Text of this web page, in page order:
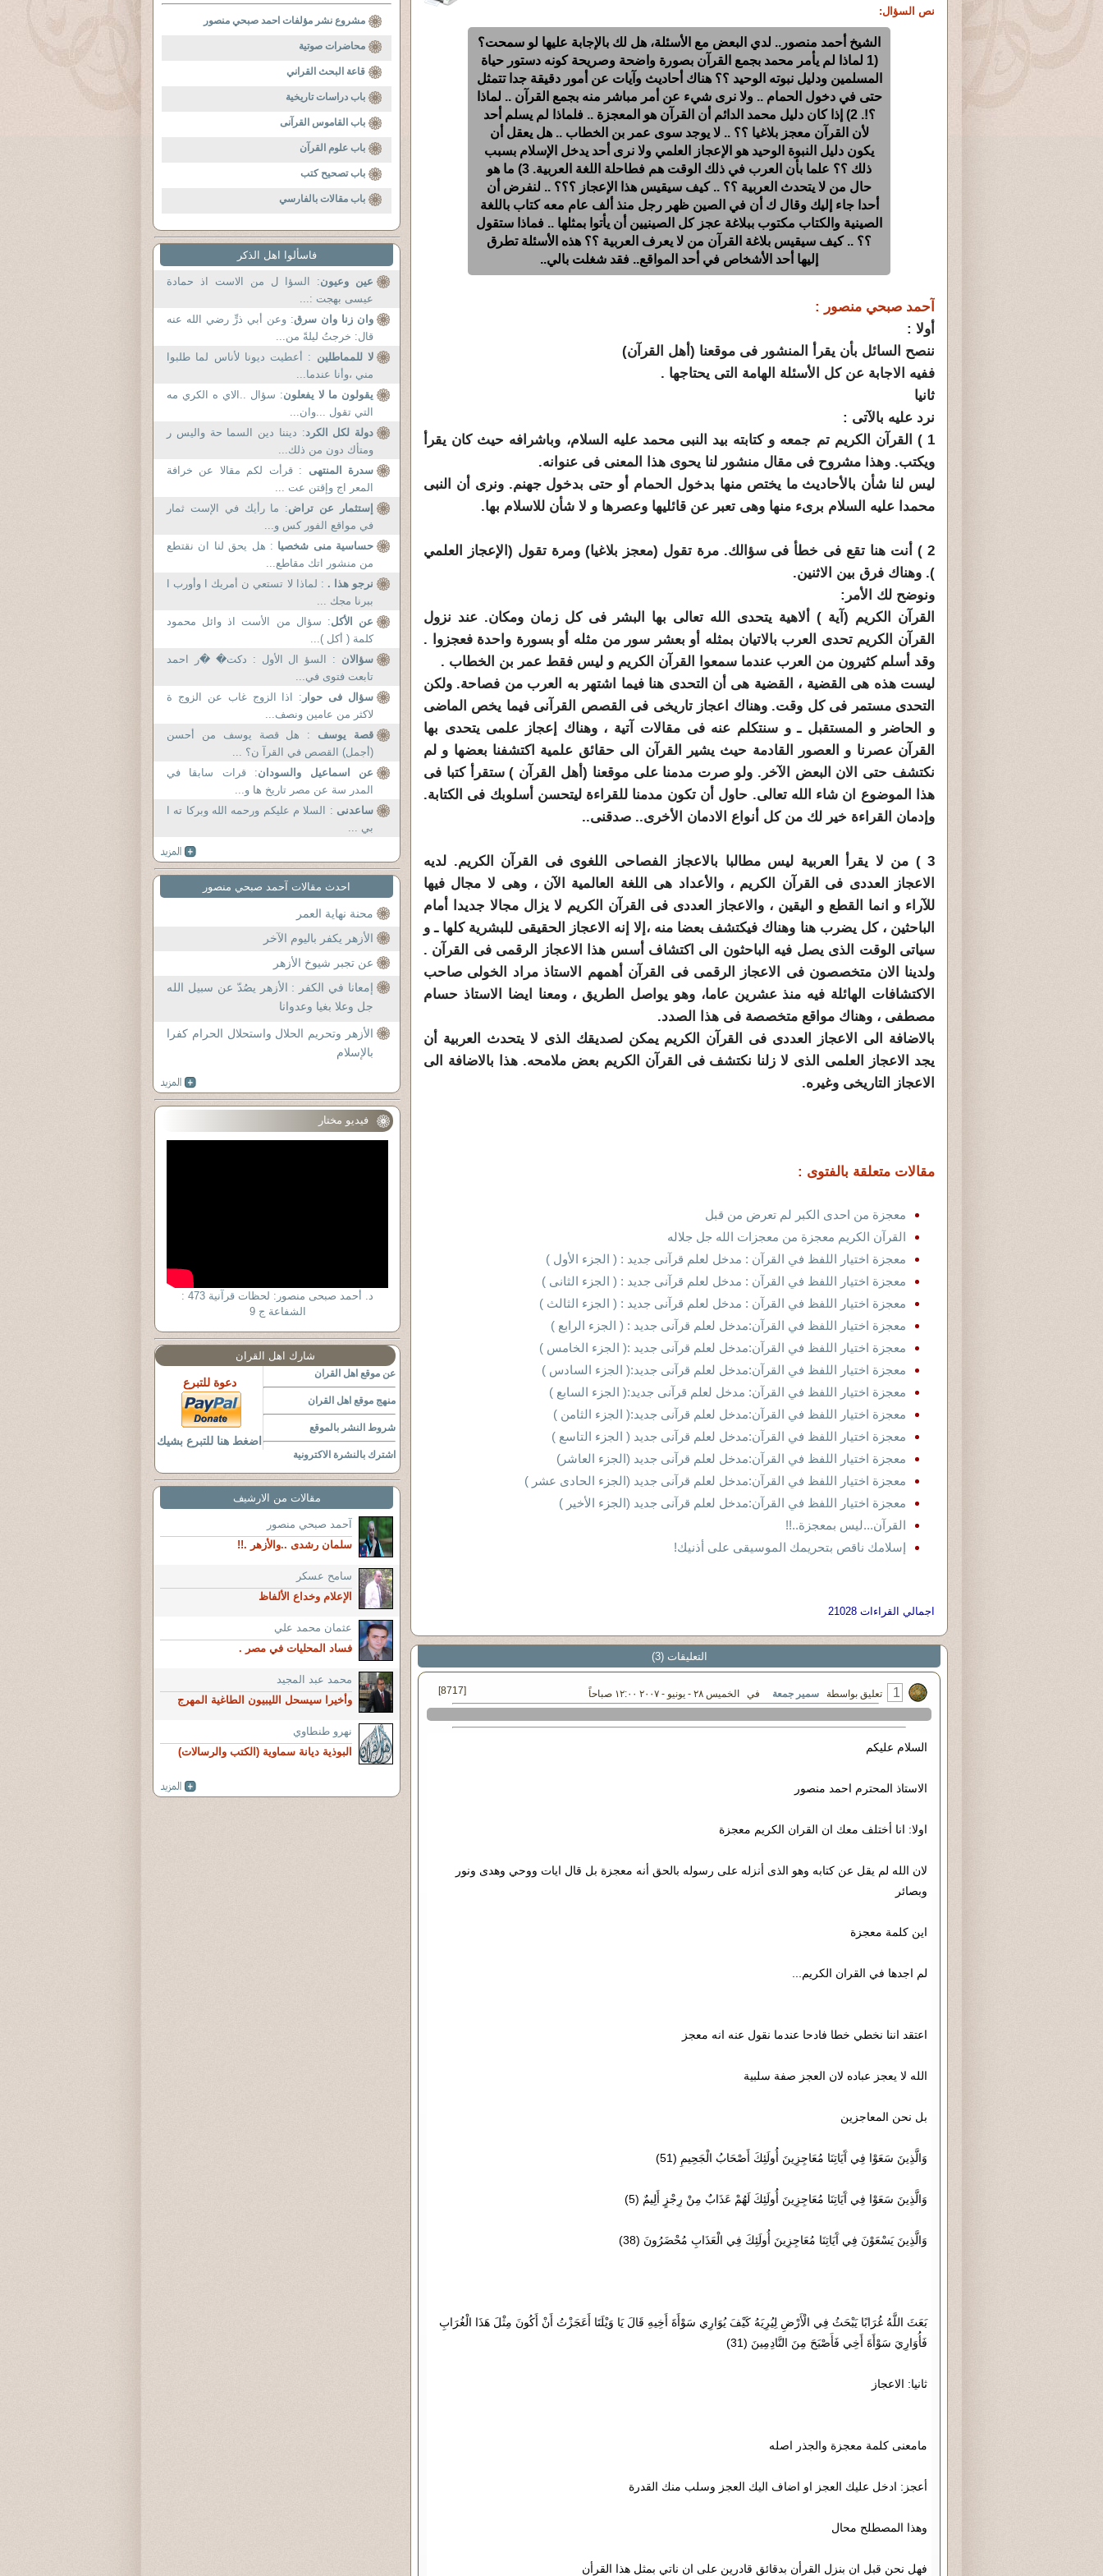
نص السؤال:
الشيخ أحمد منصور.. لدي البعض مع الأسئلة، هل لك بالإجابة عليها لو سمحت؟
(1 لماذا لم يأمر محمد بجمع القرآن بصورة واضحة وصريحة كونه دستور حياة
المسلمين ودليل نبوته الوحيد ؟؟ هناك أحاديث وآيات عن أمور دقيقة جدا تتمثل
حتى في دخول الحمام .. ولا نرى شيء عن أمر مباشر منه بجمع القرآن .. لماذا
؟!. 2) إذا كان دليل محمد الدائم أن القرآن هو المعجزة .. فلماذا لم يسلم أحد
لأن القرآن معجز بلاغيا ؟؟ .. لا يوجد سوى عمر بن الخطاب .. هل يعقل أن
يكون دليل النبوة الوحيد هو الإعجاز العلمي ولا نرى أحد يدخل الإسلام بسبب
ذلك ؟؟ علما بأن العرب في ذلك الوقت هم فطاحلة اللغة العربية. 3) ما هو
حال من لا يتحدث العربية ؟؟ .. كيف سيقيس هذا الإعجاز ؟؟؟ .. لنفرض أن
أحدا جاء إليك وقال ك أن في الصين ظهر رجل منذ ألف عام معه كتاب باللغة
الصينية والكتاب مكتوب ببلاغة عجز كل الصينيين أن يأتوا بمثلها .. فماذا ستقول
؟؟ .. كيف سيقيس بلاغة القرآن من لا يعرف العربية ؟؟ هذه الأسئلة تطرق
إليها أحد الأشخاص في أحد المواقع.. فقد شغلت بالي..
آحمد صبحي منصور :
أولا :
ننصح السائل بأن يقرأ المنشور فى موقعنا (أهل القرآن)
ففيه الاجابة عن كل الأسئلة الهامة التى يحتاجها .
ثانيا
نرد عليه بالآتى :
1 ) القرآن الكريم تم جمعه و كتابته بيد النبى محمد عليه السلام، وباشرافه حيث كان يقرأ
ويكتب. وهذا مشروح فى مقال منشور لنا يحوى هذا المعنى فى عنوانه.
ليس لنا شأن بالأحاديث ما يختص منها بدخول الحمام أو حتى بدخول جهنم. ونرى أن النبى
محمدا عليه السلام برىء منها وهى تعبر عن قائليها وعصرها و لا شأن للاسلام بها.
2 ) أنت هنا تقع فى خطأ فى سؤالك. مرة تقول (معجز بلاغيا) ومرة تقول (الإعجاز العلمي
). وهناك فرق بين الاثنين.
ونوضح لك الأمر:
القرآن الكريم (آية ) ألاهية يتحدى الله تعالى بها البشر فى كل زمان ومكان. عند نزول
القرآن الكريم تحدى العرب بالاتيان بمثله أو بعشر سور من مثله أو بسورة واحدة فعجزوا .
وقد أسلم كثيرون من العرب عندما سمعوا القرآن الكريم و ليس فقط عمر بن الخطاب .
ليست هذه هى القضية ، القضية هى أن التحدى هنا فيما اشتهر به العرب من فصاحة. ولكن
التحدى مستمر فى كل وقت. وهناك اعجاز تاريخى فى القصص القرآنى فيما يخص الماضى
و الحاضر و المستقبل ـ و سنتكلم عنه فى مقالات آتية ، وهناك إعجاز علمى يتحدى بها
القرآن عصرنا و العصور القادمة حيث يشير القرآن الى حقائق علمية اكتشفنا بعضها و لم
نكتشف حتى الان البعض الآخر. ولو صرت مدمنا على موقعنا (أهل القرآن ) ستقرأ كتبا فى
هذا الموضوع ان شاء الله تعالى. حاول أن تكون مدمنا للقراءة ليتحسن أسلوبك فى الكتابة.
وإدمان القراءة خير لك من كل أنواع الادمان الأخرى.. صدقنى..
3 ) من لا يقرأ العربية ليس مطالبا بالاعجاز الفصاحى اللغوى فى القرآن الكريم. لديه
الاعجاز العددى فى القرآن الكريم ، والأعداد هى اللغة العالمية الآن ، وهى لا مجال فيها
للآراء و انما القطع و اليقين ، والاعجاز العددى فى القرآن الكريم لا يزال مجالا جديدا أمام
الباحثين ، كل يضرب هنا وهناك فيكتشف بعضا منه ،إلا إنه الاعجاز الحقيقى للبشرية كلها ـ و
سياتى الوقت الذى يصل فيه الباحثون الى اكتشاف أسس هذا الاعجاز الرقمى فى القرآن .
ولدينا الان متخصصون فى الاعجاز الرقمى فى القرآن أهمهم الاستاذ مراد الخولى صاحب
الاكتشافات الهائلة فيه منذ عشرين عاما، وهو يواصل الطريق ، ومعنا ايضا الاستاذ حسام
مصطفى ، وهناك مواقع متخصصة فى هذا الصدد.
بالاضافة الى الاعجاز العددى فى القرآن الكريم يمكن لصديقك الذى لا يتحدث العربية أن
يجد الاعجاز العلمى الذى لا زلنا نكتشف فى القرآن الكريم بعض ملامحه. هذا بالاضافة الى
الاعجاز التاريخى وغيره.
مقالات متعلقة بالفتوى :
معجزة من احدى الكبر لم تعرض من قبل
القرآن الكريم معجزة من معجزات الله جل جلاله
معجزة اختيار اللفظ في القرآن : مدخل لعلم قرآنى جديد : ( الجزء الأول )
معجزة اختيار اللفظ في القرآن : مدخل لعلم قرآنى جديد : ( الجزء الثانى )
معجزة اختيار اللفظ في القرآن : مدخل لعلم قرآنى جديد : ( الجزء الثالث )
معجزة اختيار اللفظ في القرآن:مدخل لعلم قرآنى جديد : ( الجزء الرابع )
معجزة اختيار اللفظ في القرآن:مدخل لعلم قرآنى جديد :( الجزء الخامس )
معجزة اختيار اللفظ في القرآن:مدخل لعلم قرآنى جديد:( الجزء السادس )
معجزة اختيار اللفظ في القرآن: مدخل لعلم قرآنى جديد:( الجزء السابع )
معجزة اختيار اللفظ في القرآن:مدخل لعلم قرآنى جديد:( الجزء الثامن )
معجزة اختيار اللفظ في القرآن:مدخل لعلم قرآنى جديد ( الجزء التاسع )
معجزة اختيار اللفظ في القرآن:مدخل لعلم قرآنى جديد (الجزء العاشر)
معجزة اختيار اللفظ في القرآن:مدخل لعلم قرآنى جديد (الجزء الحادى عشر )
معجزة اختيار اللفظ في القرآن:مدخل لعلم قرآنى جديد (الجزء الأخير )
القرآن...ليس بمعجزة..!!
إسلامك ناقص بتحريمك الموسيقى على أذنيك!
اجمالي القراءات 21028
التعليقات (3)
1 تعليق بواسطة سمير جمعة في الخميس ٢٨ - يونيو - ٢٠٠٧ ١٢:٠٠ صباحاً [8717]
السلام عليكم
الاستاذ المحترم احمد منصور
اولا: انا أختلف معك ان القران الكريم معجزة
لان الله لم يقل عن كتابه وهو الذى أنزله على رسوله بالحق أنه معجزة بل قال ايات ووحي وهدى ونور
وبصائر
اين كلمة معجزة
لم اجدها في القران الكريم...
اعتقد اننا نخطي خطا فادحا عندما نقول عنه انه معجز
الله لا يعجز عباده لان العجز صفة سلبية
بل نحن المعاجزين
وَالَّذِينَ سَعَوْا فِي آَيَاتِنَا مُعَاجِزِينَ أُولَئِكَ أَصْحَابُ الْجَحِيمِ (51)
وَالَّذِينَ سَعَوْا فِي آَيَاتِنَا مُعَاجِزِينَ أُولَئِكَ لَهُمْ عَذَابٌ مِنْ رِجْزٍ أَلِيمٌ (5)
وَالَّذِينَ يَسْعَوْنَ فِي آَيَاتِنَا مُعَاجِزِينَ أُولَئِكَ فِي الْعَذَابِ مُحْضَرُونَ (38)
بَعَثَ اللَّهُ غُرَابًا يَبْحَثُ فِي الْأَرْضِ لِيُرِيَهُ كَيْفَ يُوَارِي سَوْأَةَ أَخِيهِ قَالَ يَا وَيْلَتَا أَعَجَزْتُ أَنْ أَكُونَ مِثْلَ هَذَا الْغُرَابِ
فَأُوَارِيَ سَوْأَةَ أَخِي فَأَصْبَحَ مِنَ النَّادِمِينَ (31)
ثانيا: الاعجاز
مامعنى كلمة معجزة والجذر اصله
أعجز: ادخل عليك العجز او اضاف اليك العجز وسلب منك القدرة
وهذا المصطلح محال
فهل نحن قبل ان بنزل القرأن بدقائق قادرين على ان ناتي بمثل هذا القرأن
مشروع نشر مؤلفات احمد صبحي منصور
محاضرات صوتية
قاعة البحث القراني
باب دراسات تاريخية
باب القاموس القرآنى
باب علوم القرآن
باب تصحيح كتب
باب مقالات بالفارسي
فاسألوا اهل الذكر
عين وعيون: السؤا ل من الاست اذ حمادة
عيسى بهجت :...
وان زنا وان سرق: وعن أبي ذرٍّ رضي الله عنه
قال: خرجتُ ليلةً من...
لا للمماطلين : أعطيت ديونا لأناس لما طلبوا
مني ،وأنا عندما...
يقولون ما لا يفعلون: سؤال ..الاي ه الكري مه
التي تقول ...وان...
دولة لكل الكرد: ديننا دين السما حة واليس ر
ومتأك دون من ذلك...
سدرة المنتهى : قرأت لكم مقالا عن خرافة
المعر اج وإقتن عت ...
إستثمار عن تراض: ما رأيك في الإست ثمار
في مواقع الفور كس و...
حساسية منى شخصيا : هل يحق لنا ان نقتطع
من منشور اتك مقاطع...
نرجو هذا . : لماذا لا تستعي ن أمريك ا وأورب ا
ببرنا مجك ...
عن الأكل: سؤال من الأست اذ وائل محمود
كلمة ( أكل )...
سؤالان : السؤ ال الأول : دكت� �ر احمد
تابعت فتوى في...
سؤال فى حوار : اذا الزوج غاب عن الزوج ة
لاكثر من عامين ونصف...
قصة يوسف : هل قصة يوسف من أحسن
(أجمل) القصص في القرآ ن؟ ...
عن اسماعيل والسودان: قرات سابقا في
المدر سة عن مصر تاريخ ها و...
ساعدنى : السلا م عليكم ورحمه الله وبركا ته ا
بي ...
احدث مقالات آحمد صبحي منصور
محنة نهاية العمر
الأزهر يكفر باليوم الآخر
عن تجبر شيوخ الأزهر
إمعانا في الكفر : الأزهر يصُدّ عن سبيل الله
جل وعلا بغيا وعدوانا
الأزهر وتحريم الحلال واستحلال الحرام كفرا
بالإسلام
فيديو مختار
د. أحمد صبحى منصور: لحظات قرآنية 473 :
الشفاعة ج 9
شارك اهل القران
عن موقع اهل القران
منهج موقع اهل القران
شروط النشر بالموقع
اشترك بالنشرة الاكترونية
دعوة للتبرع
اضغط هنا للتبرع بشيك
مقالات من الارشيف
آحمد صبحي منصور
سلمان رشدى ..والأزهر .!!
سامح عسكر
الإعلام وخداع الألفاظ
عثمان محمد علي
فساد المحليات في مصر .
محمد عبد المجيد
وأخيرا سيسحل الليبيون الطاغية المهرج
نهرو طنطاوي
البوذية ديانة سماوية (الكتب والرسالات)